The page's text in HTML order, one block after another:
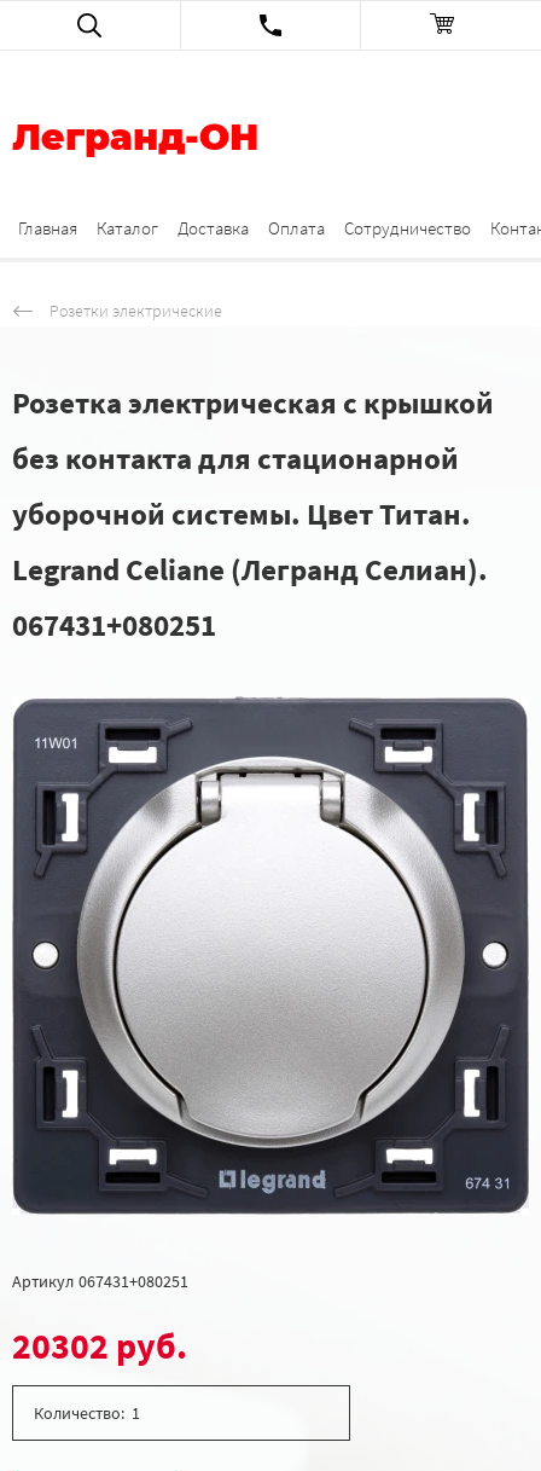
Легранд-ОН
Главная Каталог Доставка Оплата Сотрудничество
Розетки электрические
Розетка электрическая с крышкой
без контакта для стационарной
уборочной системы. Цвет Титан.
Legrand Celiane (Легранд Селиан).
067431+080251
Артикул 067431+080251
20302 руб.
Количество: